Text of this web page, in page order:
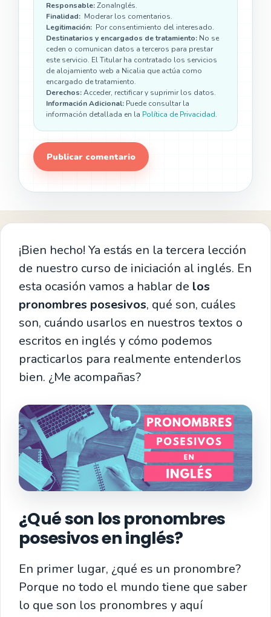
Responsable:ZonaInglés.
Finalidad: Moderar los comentarios.
Legitimación: Por consentimiento del interesado.
Destinatarios y encargados de tratamiento: No se
ceden o comunican datos a terceros para prestar
este servicio. El Titular ha contratado los servicios
de alojamiento web a Nicalia que actúa como
encargado de tratamiento.
Derechos:Acceder, rectificar y suprimir los datos.
Información Adicional: Puede consultar la
información detallada en la Política de Privacidad.
¡Bien hecho! Ya estás en la tercera lección
de nuestro curso de iniciación al inglés. En
esta ocasión vamos a hablar de los
pronombres posesivos, qué son, cuáles
son, cuándo usarlos en nuestros textos o
escritos en inglés y cómo podemos
practicarlos para realmente entenderlos
bien. ¿Me acompañas?
¿Qué son los pronombres
posesivos en inglés?
En primer lugar, ¿qué es un pronombre?
Porque no todo el mundo tiene que saber
lo que son los pronombres y aquí